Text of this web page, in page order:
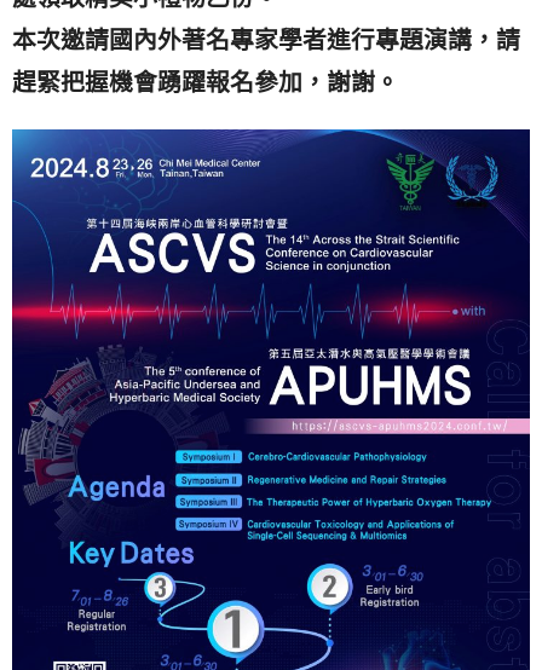
本次邀請國內外著名專家學者進行專題演講，請
趕緊把握機會踴躍報名參加，謝謝。